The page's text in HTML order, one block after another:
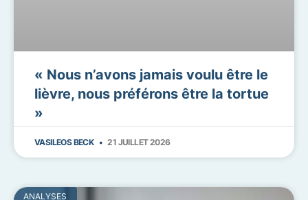
« Nous n’avons jamais voulu être le
lièvre, nous préférons être la tortue
»
VASILEOS BECK 21 JUILLET 2026
ANALYSES